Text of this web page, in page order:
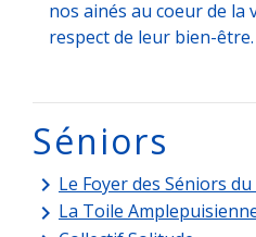
nos ainés au coeur de la
respect de leur bien-être.
Séniors
keyboard_arrow_right Le Foyer des Séniors du
keyboard_arrow_right La Toile